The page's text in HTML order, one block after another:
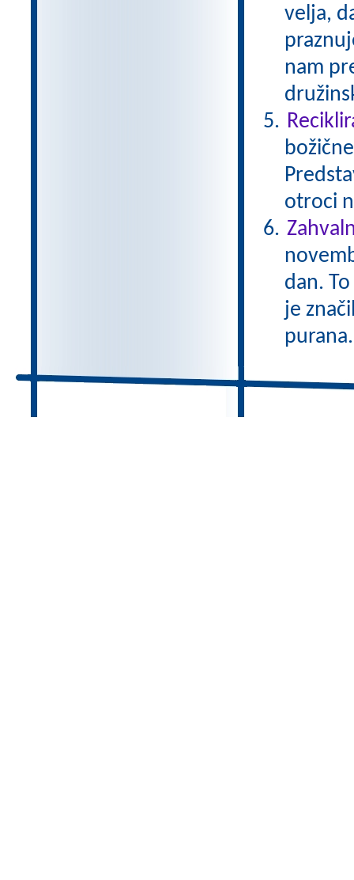
velja,
nam
otroci
dan.
je